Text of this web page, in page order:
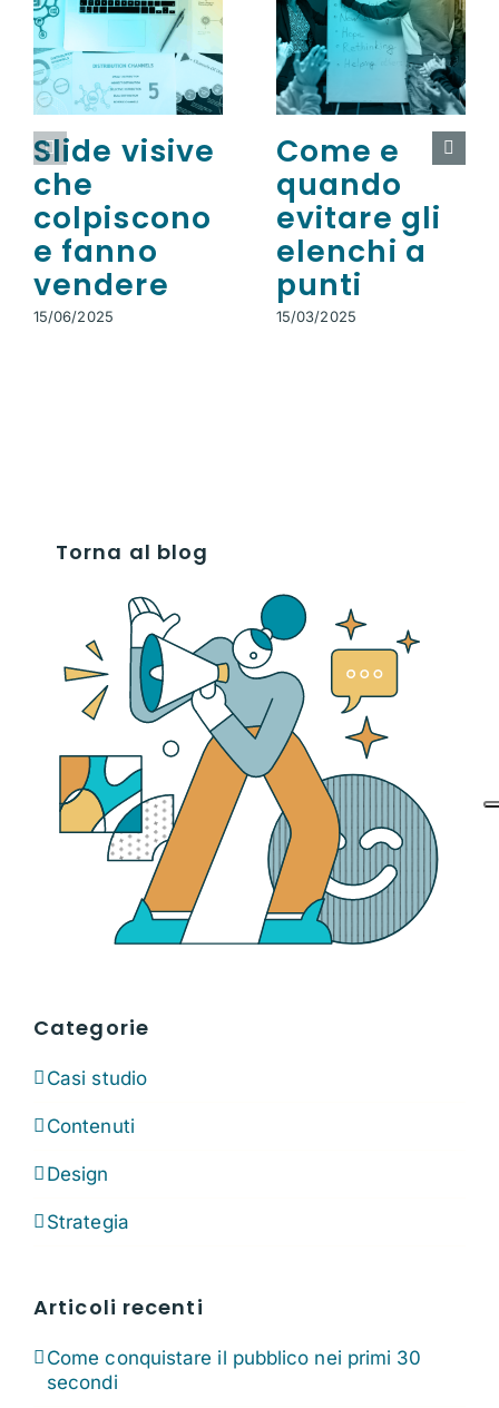
Slide visive
che
colpiscono
e fanno
vendere
15/06/2025
Come e
quando
evitare gli
elenchi a
punti
15/03/2025
Torna al blog
Categorie
Casi studio
Contenuti
Design
Strategia
Articoli recenti
Come conquistare il pubblico nei primi 30
secondi